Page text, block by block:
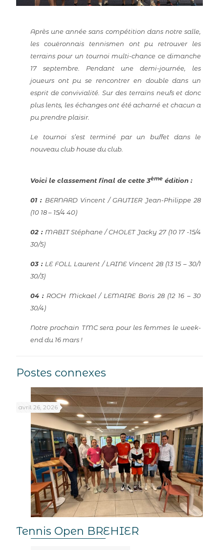
Après une année sans compétition dans notre salle,
les couëronnais tennismen ont pu retrouver les
terrains pour un tournoi multi-chance ce dimanche
17 septembre. Pendant une demi-journée, les
joueurs ont pu se rencontrer en double dans un
esprit de convivialité. Sur des terrains neufs et donc
plus lents, les échanges ont été acharné et chacun a
pu prendre plaisir.
Le tournoi s’est terminé par un buffet dans le
nouveau club house du club.
Voici le classement final de cette 3èmeédition :
01 : BERNARD Vincent / GAUTIER Jean-Philippe 28
(10 18 – 15/4 40)
02 : MABIT Stéphane / CHOLET Jacky 27 (10 17 -15/4
30/5)
03 :LE FOLL Laurent / LAINE Vincent 28 (13 15 – 30/1
30/3)
04 :ROCH Mickael / LEMAIRE Boris 28 (12 16 – 30
30/4)
Notre prochain TMC sera pour les femmes le week-
end du 16 mars !
Postes connexes
avril 26, 2026
Tennis Open BREHIER